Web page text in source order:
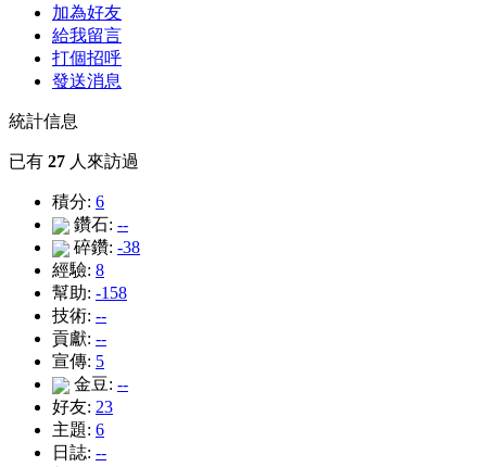
加為好友
給我留言
打個招呼
發送消息
統計信息
已有 27 人來訪過
積分: 6
鑽石: --
碎鑽: -38
經驗: 8
幫助: -158
技術: --
貢獻: --
宣傳: 5
金豆: --
好友: 23
主題: 6
日誌: --